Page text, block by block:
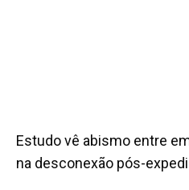
Estudo vê abismo entre
na desconexão pós-